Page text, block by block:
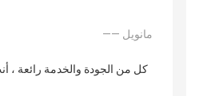
—— مانويل
كل من الجودة والخدمة رائعة ،